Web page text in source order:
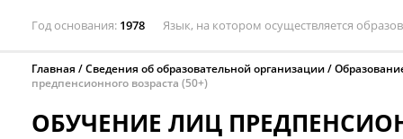
Год основания 1978 Язык, на котором осуществляется
Главная Сведения об образовательной организации
предпенсионного возраста (50+)
ОБУЧЕНИЕ ЛИЦ